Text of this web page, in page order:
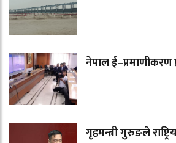
नेपाल ई–प्रमाणीकरण
गृहमन्त्री गुरुङले